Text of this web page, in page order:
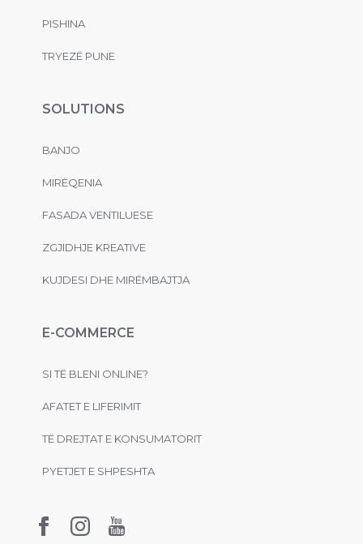
PISHINA
TRYEZË PUNE
SOLUTIONS
BANJO
MIRËQENIA
FASADA VENTILUESE
ZGJIDHJE KREATIVE
KUJDESI DHE MIRËMBAJTJA
E-COMMERCE
SI TË BLENI ONLINE?
AFATET E LIFERIMIT
TË DREJTAT E KONSUMATORIT
PYETJET E SHPESHTA